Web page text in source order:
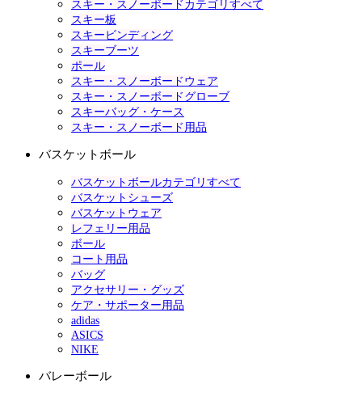
スキー・スノーボードカテゴリすべて
スキー板
スキービンディング
スキーブーツ
ポール
スキー・スノーボードウェア
スキー・スノーボードグローブ
スキーバッグ・ケース
スキー・スノーボード用品
バスケットボール
バスケットボールカテゴリすべて
バスケットシューズ
バスケットウェア
レフェリー用品
ボール
コート用品
バッグ
アクセサリー・グッズ
ケア・サポーター用品
adidas
ASICS
NIKE
バレーボール